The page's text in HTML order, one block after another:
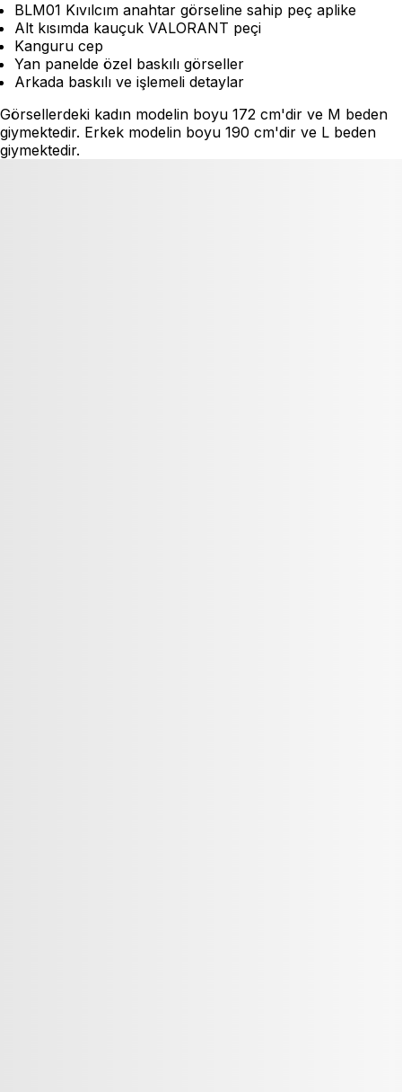
BLM01 Kıvılcım anahtar görseline sahip peç aplike
Alt kısımda kauçuk VALORANT peçi
Kanguru cep
Yan panelde özel baskılı görseller
Arkada baskılı ve işlemeli detaylar
Görsellerdeki kadın modelin boyu 172 cm'dir ve M beden
giymektedir. Erkek modelin boyu 190 cm'dir ve L beden
giymektedir.